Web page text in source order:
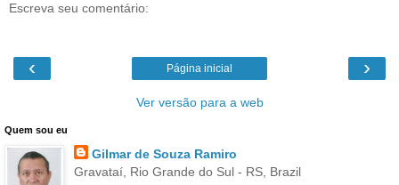
Escreva seu comentário:
‹ ›
Página inicial
Ver versão para a web
Quem sou eu
Gilmar de Souza Ramiro
Gravataí, Rio Grande do Sul - RS, Brazil